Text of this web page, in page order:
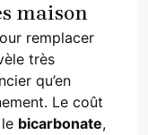
maison
remplacer
très
qu’en
Le coût
bicarbonate,